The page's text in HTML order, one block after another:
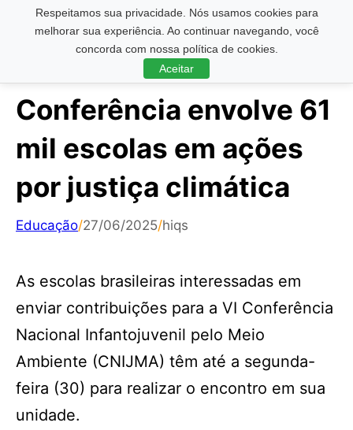
Respeitamos sua privacidade. Nós usamos cookies para
melhorar sua experiência. Ao continuar navegando, você
concorda com nossa política de cookies.
Aceitar
Pesquisar ...
Conferência envolve 61
mil escolas em ações
por justiça climática
Educação/27/06/2025/hiqs
As escolas brasileiras interessadas em
enviar contribuições para a VI Conferência
Nacional Infantojuvenil pelo Meio
Ambiente (CNIJMA) têm até a segunda-
feira (30) para realizar o encontro em sua
unidade.